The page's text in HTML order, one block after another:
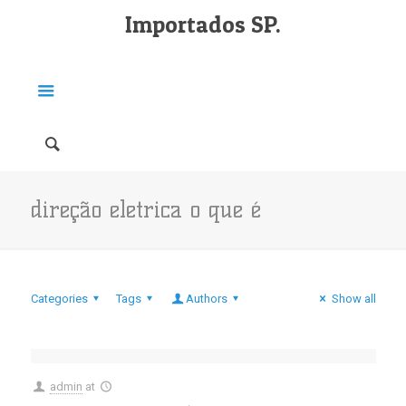
Importados SP.
direção eletrica o que é
Categories Tags Authors Show all
admin at